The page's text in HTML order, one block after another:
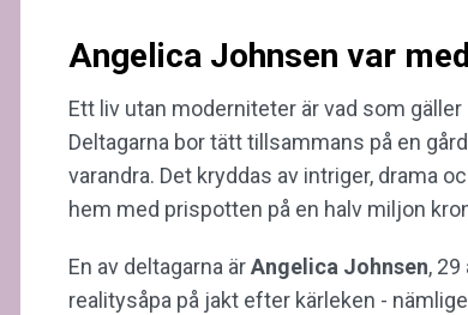
Angelica Johnsen var
Ett liv utan moderniteter är vad som gäller
Deltagarna bor tätt tillsammans på en
varandra. Det kryddas av intriger, drama
hem med prispotten på en halv miljon
En av deltagarna ärAngelica Johnsen,
realitysåpa på jakt efter kärleken -